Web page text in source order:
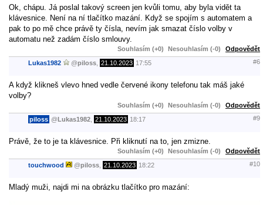
Ok, chápu. Já poslal takový screen jen kvůli tomu, aby byla vidět ta
klávesnice. Není na ní tlačítko mazání. Když se spojím s automatem a
pak to po mě chce právě ty čísla, nevím jak smazat číslo volby v
automatu než zadám číslo smlouvy.
Souhlasím (+0) Nesouhlasím (-0) Odpovědět
Lukas1982 @piloss 21.10.2023 17:55 #6
A když klikneš vlevo hned vedle červené ikony telefonu tak máš jaké
volby?
Souhlasím (+0) Nesouhlasím (-0) Odpovědět
piloss @ Lukas1982 21.10.2023 18:17 #9
Právě, že to je ta klávesnice. Při kliknutí na to, jen zmizne.
Souhlasím (+0) Nesouhlasím (-0) Odpovědět
touchwood @piloss 21.10.2023 18:22 #10
Mladý muži, najdi mi na obrázku tlačítko pro mazání: